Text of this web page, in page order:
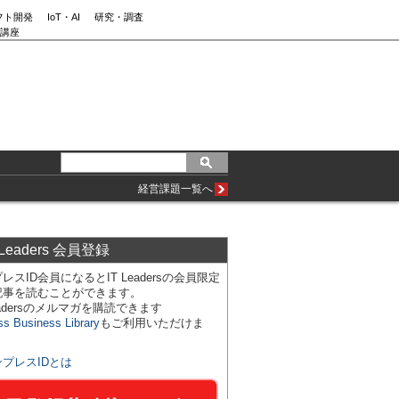
ト開発 IoT・AI
研究・調査
座
経営課題一覧へ
会員登録
スID会員になるとIT Leadersの会員限定
を読むことができます。
のメルマガを購読できます
Business Libraryもご利用いただけま
プレスIDとは